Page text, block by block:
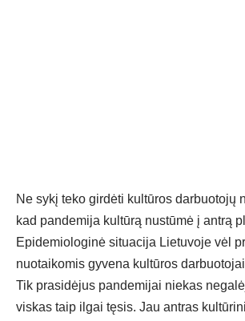
Ne sykį teko girdėti kultūros darbuotojų
kad pandemija kultūrą nustūmė į antrą
Epidemiologinė situacija Lietuvoje vėl
nuotaikomis gyvena kultūros
Tik prasidėjus pandemijai niekas
viskas taip ilgai tęsis. Jau antras